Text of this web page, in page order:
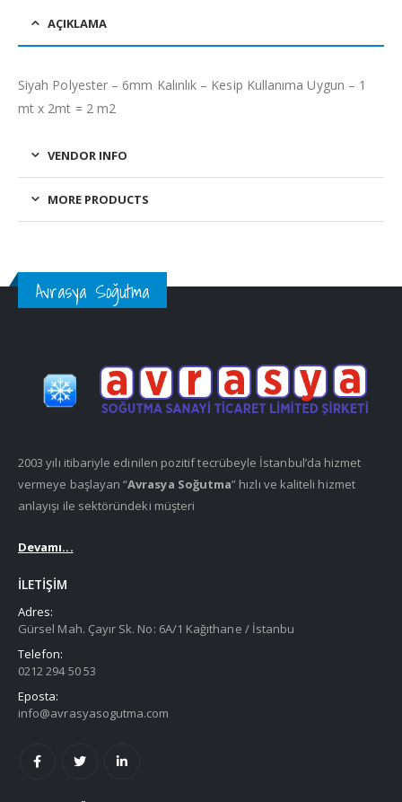
AÇIKLAMA
Siyah Polyester – 6mm Kalınlık – Kesip Kullanıma Uygun – 1
mt x 2mt = 2 m2
VENDOR INFO
MORE PRODUCTS
Avrasya Soğutma
2003 yılı itibariyle edinilen pozitif tecrübeyle İstanbul’da hizmet
vermeye başlayan “Avrasya Soğutma” hızlı ve kaliteli hizmet
anlayışı ile sektöründeki müşteri
Devamı...
İLETIŞIM
Adres:
Gürsel Mah. Çayır Sk. No: 6A/1 Kağıthane / İstanbu
Telefon:
0212 294 50 53
Eposta:
info@avrasyasogutma.com